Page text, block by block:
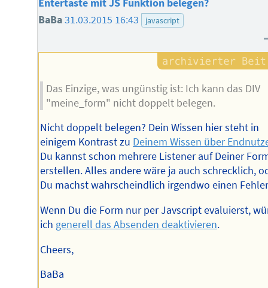
Entertaste mit JS Funktion belegen?
BaBa31.03.2015 16:43 javascript
Das Einzige, was ungünstig ist: Ich kann das DIV
"meine_form" nicht doppelt belegen.
Nicht doppelt belegen? Dein Wissen hier steht in
einigem Kontrast zu Deinem Wissen über
Du kannst schon mehrere Listener auf Deiner
erstellen. Alles andere wäre ja auch schrecklich,
Du machst wahrscheindlich irgendwo einen
Wenn Du die Form nur per Javscript evaluierst,
ich generell das Absenden deaktivieren.
Cheers,
BaBa